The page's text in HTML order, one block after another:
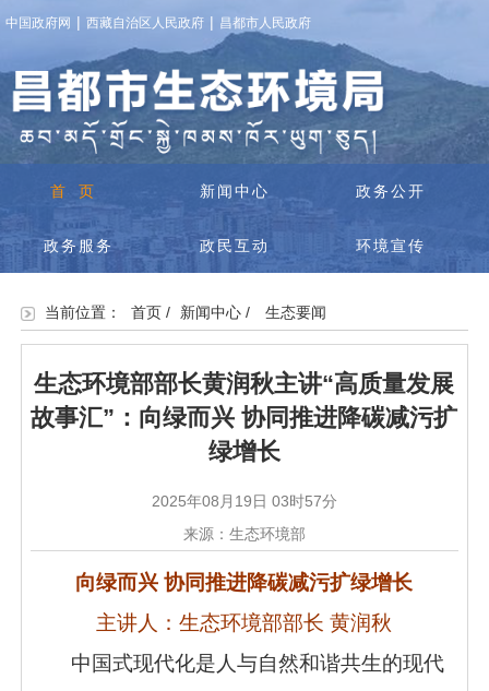
中国政府网 | 西藏自治区人民政府 | 昌都市人民政府
首页 新闻中心 政务公开
政务服务 政民互动 环境宣传
当前位置： 首页/ 新闻中心/ 生态要闻
生态环境部部长黄润秋主讲“高质量发展
故事汇”：向绿而兴 协同推进降碳减污扩
绿增长
2025年08月19日 03时57分
来源：生态环境部
向绿而兴 协同推进降碳减污扩绿增长
主讲人：生态环境部部长 黄润秋
中国式现代化是人与自然和谐共生的现代